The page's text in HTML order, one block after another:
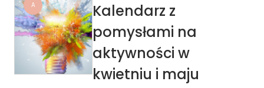
A
Kalendarz z
pomysłami na
aktywności w
kwietniu i maju